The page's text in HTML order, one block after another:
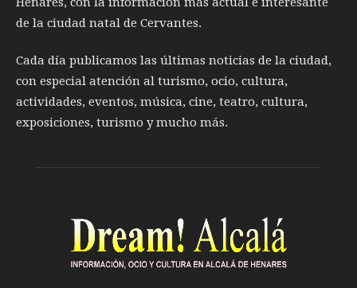
de la ciudad natal de Cervantes.
Cada día publicamos las últimas noticias de la ciudad,
con especial atención al turismo, ocio, cultura,
actividades, eventos, música, cine, teatro, cultura,
exposiciones, turismo y mucho más.